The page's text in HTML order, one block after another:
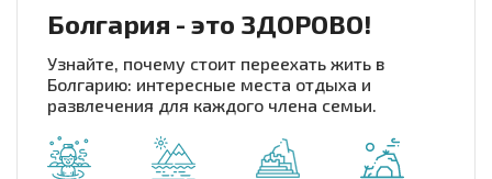
Болгария - это ЗДОРОВО!
Узнайте, почему стоит переехать жить в
Болгарию: интересные места отдыха и
развлечения для каждого члена семьи.